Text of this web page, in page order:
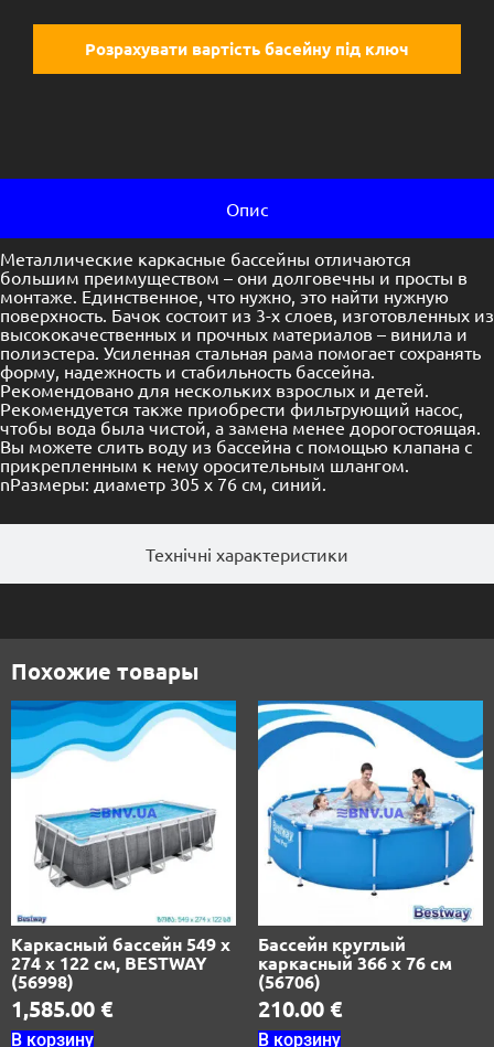
Розрахувати вартість басейну під ключ
Опис
Технічні характеристики
Металлические каркасные бассейны отличаются
большим преимуществом – они долговечны и просты в
монтаже. Единственное, что нужно, это найти нужную
поверхность. Бачок состоит из 3-х слоев, изготовленных из
высококачественных и прочных материалов – винила и
полиэстера. Усиленная стальная рама помогает сохранять
форму, надежность и стабильность бассейна.
Рекомендовано для нескольких взрослых и детей.
Рекомендуется также приобрести фильтрующий насос,
чтобы вода была чистой, а замена менее дорогостоящая.
Вы можете слить воду из бассейна с помощью клапана с
прикрепленным к нему оросительным шлангом.
nРазмеры: диаметр 305 х 76 см, синий.
Похожие товары
Каркасный бассейн 549 х
274 х 122 см, BESTWAY
(56998)
1,585.00 €
В корзину
Бассейн круглый
каркасный 366 х 76 см
(56706)
210.00 €
В корзину